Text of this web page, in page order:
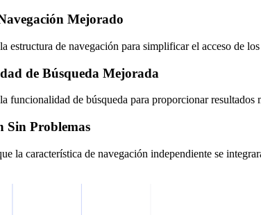
Mejorado
estructura de navegación para simplificar el acceso de
de Búsqueda Mejorada
funcionalidad de búsqueda para proporcionar
Sin Problemas
la característica de navegación independiente se